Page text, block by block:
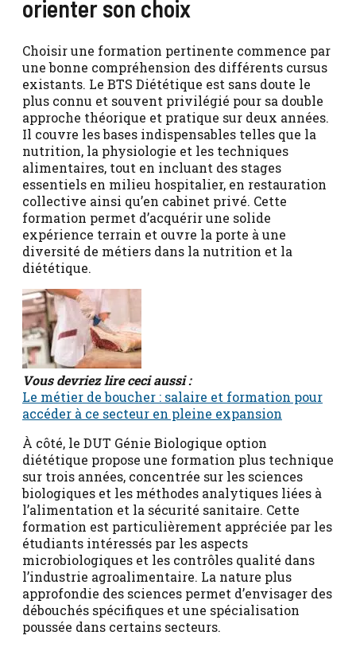
orienter son choix
Choisir une formation pertinente commence par
une bonne compréhension des différents cursus
existants. Le BTS Diététique est sans doute le
plus connu et souvent privilégié pour sa double
approche théorique et pratique sur deux années.
Il couvre les bases indispensables telles que la
nutrition, la physiologie et les techniques
alimentaires, tout en incluant des stages
essentiels en milieu hospitalier, en restauration
collective ainsi qu’en cabinet privé. Cette
formation permet d’acquérir une solide
expérience terrain et ouvre la porte à une
diversité de métiers dans la nutrition et la
diététique.
Vous devriez lire ceci aussi :
Le métier de boucher : salaire et formation pour
accéder à ce secteur en pleine expansion
À côté, le DUT Génie Biologique option
diététique propose une formation plus technique
sur trois années, concentrée sur les sciences
biologiques et les méthodes analytiques liées à
l’alimentation et la sécurité sanitaire. Cette
formation est particulièrement appréciée par les
étudiants intéressés par les aspects
microbiologiques et les contrôles qualité dans
l’industrie agroalimentaire. La nature plus
approfondie des sciences permet d’envisager des
débouchés spécifiques et une spécialisation
poussée dans certains secteurs.